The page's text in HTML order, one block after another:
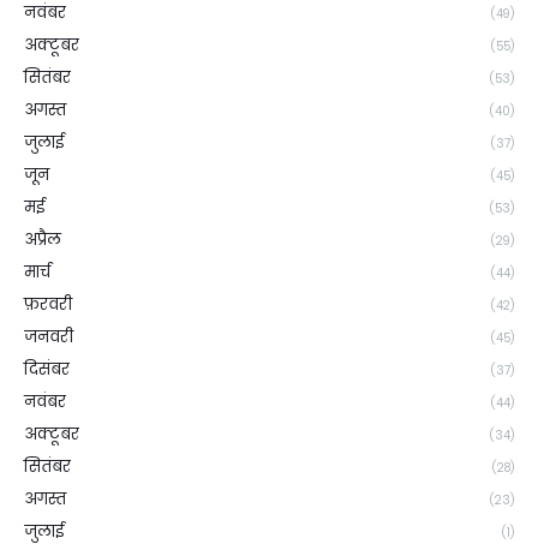
नवंबर (49)
अक्टूबर (55)
सितंबर (53)
अगस्त (40)
जुलाई (37)
जून (45)
मई (53)
अप्रैल (29)
मार्च (44)
फ़रवरी (42)
जनवरी (45)
दिसंबर (37)
नवंबर (44)
अक्टूबर (34)
सितंबर (28)
अगस्त (23)
जुलाई (1)